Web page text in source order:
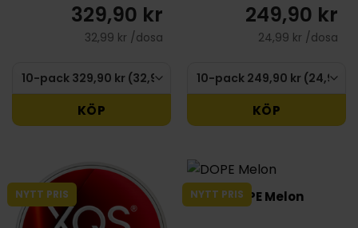
329,90 kr
32,99 kr /dosa
KÖP
249,90 kr
24,99 kr /dosa
KÖP
NYTT PRIS NYTT PRISDOPE Melon